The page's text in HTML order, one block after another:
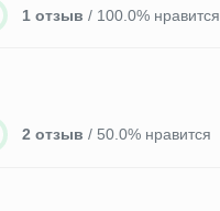
1 отзыв / 100.0% нравится
2 отзыв / 50.0% нравится